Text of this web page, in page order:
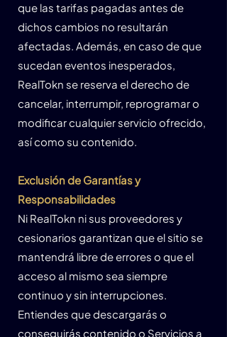
que las tarifas pagadas antes de
dichos cambios no resultarán
afectadas. Además, en caso de que
sucedan eventos inesperados,
RealTokn se reserva el derecho de
cancelar, interrumpir, reprogramar o
modificar cualquier servicio ofrecido,
así como su contenido.
Exclusión de Garantías y
Responsabilidades
Ni RealTokn ni sus proveedores y
cesionarios garantizan que el sitio se
mantendrá libre de errores o que el
acceso al mismo sea siempre
continuo y sin interrupciones.
Entiendes que descargarás o
conseguirás contenido o Servicios a